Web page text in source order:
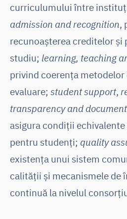
curriculumului între
admission and recognition,
recunoașterea creditelor și
studiu; learning, teaching
privind coerența metodelor
evaluare; student support,
transparency and
asigura condiții
pentru studenți; quality
existența unui sistem
calității și mecanismele de
continuă la nivelul